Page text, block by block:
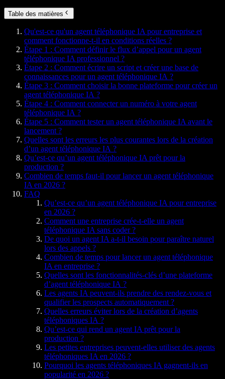
Table des matières
Qu'est-ce qu'un agent téléphonique IA pour entreprise et
comment fonctionne-t-il en conditions réelles ?
Étape 1 : Comment définir le flux d’appel pour un agent
téléphonique IA professionnel ?
Étape 2 : Comment écrire un script et créer une base de
connaissances pour un agent téléphonique IA ?
Étape 3 : Comment choisir la bonne plateforme pour créer un
agent téléphonique IA ?
Étape 4 : Comment connecter un numéro à votre agent
téléphonique IA ?
Étape 5 : Comment tester un agent téléphonique IA avant le
lancement ?
Quelles sont les erreurs les plus courantes lors de la création
d’un agent téléphonique IA ?
Qu’est-ce qu’un agent téléphonique IA prêt pour la
production ?
Combien de temps faut-il pour lancer un agent téléphonique
IA en 2026 ?
FAQ
Qu’est-ce qu’un agent téléphonique IA pour entreprise
en 2026 ?
Comment une entreprise crée-t-elle un agent
téléphonique IA sans coder ?
De quoi un agent IA a-t-il besoin pour paraître naturel
lors des appels ?
Combien de temps pour lancer un agent téléphonique
IA en entreprise ?
Quelles sont les fonctionnalités-clés d’une plateforme
d’agent téléphonique IA ?
Les agents IA peuvent-ils prendre des rendez-vous et
qualifier les prospects automatiquement ?
Quelles erreurs éviter lors de la création d’agents
téléphoniques IA ?
Qu’est-ce qui rend un agent IA prêt pour la
production ?
Les petites entreprises peuvent-elles utiliser des agents
téléphoniques IA en 2026 ?
Pourquoi les agents téléphoniques IA gagnent-ils en
popularité en 2026 ?